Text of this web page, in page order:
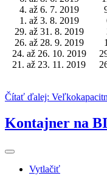
4. až 6. 7. 2019
1. až 3. 8. 2019
29. až 31. 8. 2019
26. až 28. 9. 2019
24. až 26. 10. 2019
21. až 23. 11. 2019
Čítať ďalej:
Kontajner na
Vytlačiť